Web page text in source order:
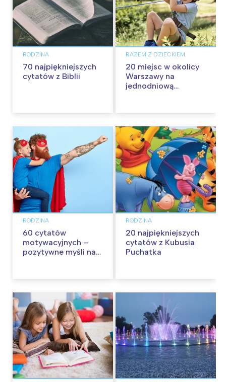
RODZINA
70 najpiękniejszych
cytatów z Biblii
RAZEM Z DZIECKIEM
20 miejsc w okolicy
Warszawy na
jednodniową
RODZINA
60 cytatów
motywacyjnych –
pozytywne myśli na
RODZINA
20 najpiękniejszych
cytatów z Kubusia
Puchatka